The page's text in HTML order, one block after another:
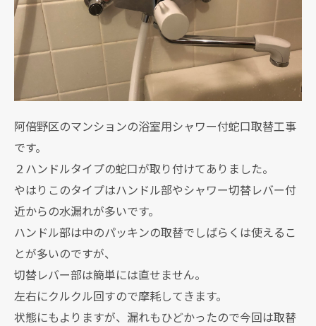
阿倍野区のマンションの浴室用シャワー付蛇口取替工事
です。
２ハンドルタイプの蛇口が取り付けてありました。
やはりこのタイプはハンドル部やシャワー切替レバー付
近からの水漏れが多いです。
ハンドル部は中のパッキンの取替でしばらくは使えるこ
とが多いのですが、
切替レバー部は簡単には直せません。
左右にクルクル回すので摩耗してきます。
状態にもよりますが、漏れもひどかったので今回は取替